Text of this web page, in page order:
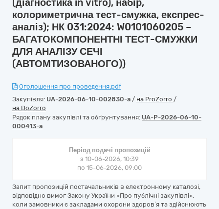
(діагностика in vitro), набір,
колориметрична тест-смужка, експрес-
аналіз); НК 031:2024: W0101060205 –
БАГАТОКОМПОНЕНТНІ ТЕСТ-СМУЖКИ
ДЛЯ АНАЛІЗУ СЕЧІ
(АВТОМТИЗОВАНОГО))
Оголошення про проведення.pdf
Закупівля: UA-2026-06-10-002830-a / на ProZorro /
на DoZorro
Рядок плану закупівлі та обґрунтування: UA-P-2026-06-10-
000413-a
Період подачі пропозицій
з 10-06-2026, 10:39
по 15-06-2026, 09:00
Запит пропозицій постачальників в електронному каталозі,
відповідно вимог Закону України «Про публічні закупівлі»,
коли замовники є закладами охорони здоров’я та здійснюють